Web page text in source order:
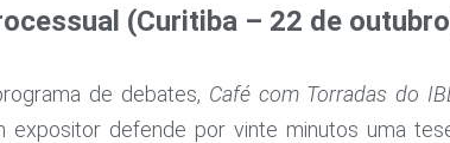
(Curitiba – 22 de
de debates, Café com Torradas do
expositor defende por vinte minutos uma